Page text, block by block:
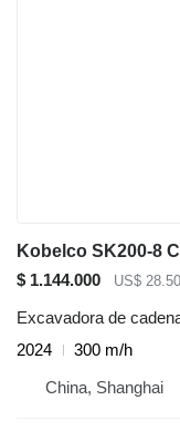
Kobelco SK200-8
$ 1.144.000
US$
Excavadora de
2024
300 m/h
China, Shanghai